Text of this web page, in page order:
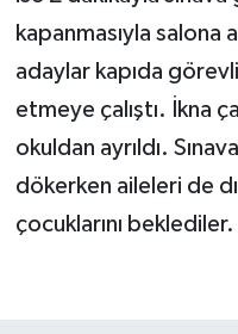
kapanmasıyla salona
adaylar kapıda
etmeye çalıştı. İkna
okuldan ayrıldı.
dökerken aileleri de
çocuklarını beklediler.